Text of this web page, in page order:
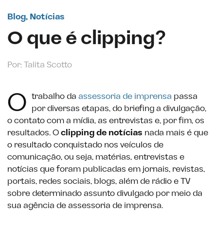
Blog, Notícias
O que é clipping?
Por: Talita Scotto
O trabalho da assessoria de imprensa passa
por diversas etapas, do briefing a divulgação,
o contato com a mídia, as entrevistas e, por fim, os
resultados. Oclippingde notícias nada mais é que
o resultado conquistado nos veículos de
comunicação, ou seja, matérias, entrevistas e
notícias que foram publicadas em jornais, revistas,
portais, redes sociais, blogs, além de rádio e TV
sobre determinado assunto divulgado por meio da
sua agência de assessoria de imprensa.